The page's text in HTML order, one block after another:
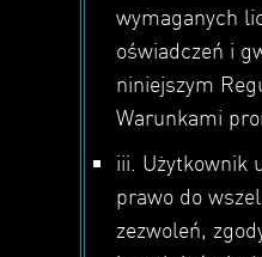
wymaganych
oświadczeń i
niniejszym
Warunkami
iii. Użytkownik
prawo do
zezwoleń,